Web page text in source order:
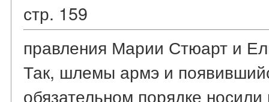
стр. 159
правления Марии Стюарт и
Так, шлемы армэ и
обязательном порядке